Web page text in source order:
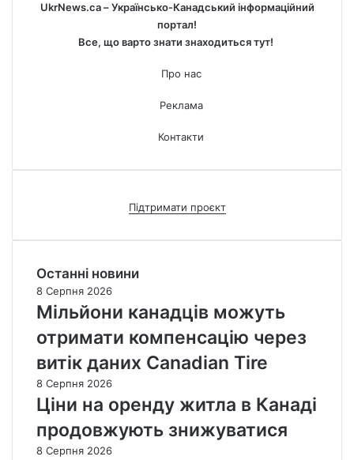
UkrNews.ca – Українсько-Канадський інформаційний
портал!
Все, що варто знати знаходиться тут!
Про нас
Реклама
Контакти
Підтримати проєкт
Останні новини
8 Серпня 2026
Мільйони канадців можуть
отримати компенсацію через
витік даних Canadian Tire
8 Серпня 2026
Ціни на оренду житла в Канаді
продовжують знижуватися
8 Серпня 2026